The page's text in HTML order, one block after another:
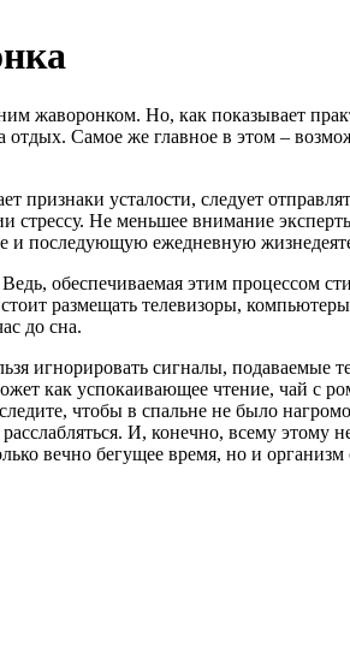
жаворонком. Но, как показывает
Самое же главное в этом –
усталости, следует
Не меньшее внимание
и последующую ежедневную
обеспечиваемая этим процессом
размещать телевизоры,
до сна.
игнорировать сигналы, подаваемые
как успокаивающее чтение, чай с
чтобы в спальне не было
И, конечно, всему этому
вечно бегущее время, но и организм